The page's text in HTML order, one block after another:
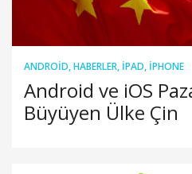
ANDROID,HABERLER, IPAD, IPHONE
Android ve iOS
Büyüyen Ülke Çin